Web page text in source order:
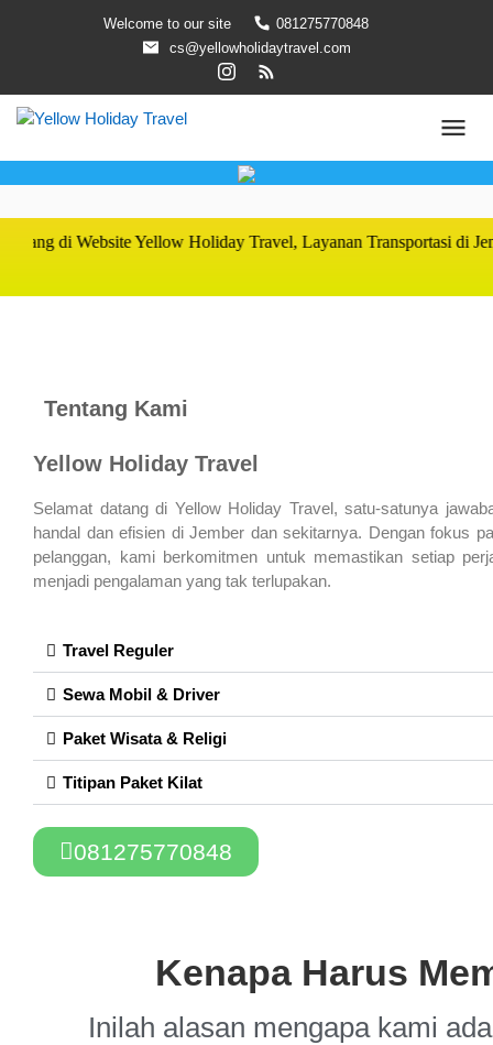
Welcome to our site
081275770848
cs@yellowholidaytravel.com
di Website Yellow Holiday Travel, Layanan Transportasi di Jember
Tentang Kami
Yellow Holiday Travel
Selamat datang di Yellow Holiday Travel, satu-satunya
handal dan efisien di Jember dan sekitarnya. Dengan fokus
pelanggan, kami berkomitmen untuk memastikan setiap
menjadi pengalaman yang tak terlupakan.
Travel Reguler
Sewa Mobil & Driver
Paket Wisata & Religi
Titipan Paket Kilat
081275770848
Kenapa Harus
Inilah alasan mengapa kami